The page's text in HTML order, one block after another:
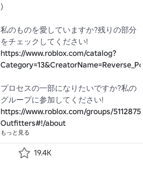
)
私のものを愛していますか?残りの部分
https://www.roblox.com/catalog?
プロセスの一部になりたいですか?私の
https://www.roblox.com/groups/
Outfitters#!/about
もっと見る
19.4K